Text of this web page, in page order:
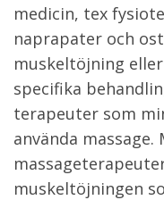
medicin, tex
naprapater och
muskeltöjning
specifika
terapeuter som
använda
muskeltöjningen